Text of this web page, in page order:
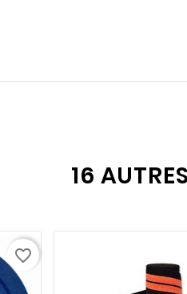
16
favorite_border